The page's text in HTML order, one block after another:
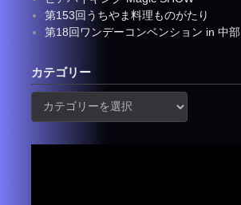
第153回うちやま料理ものがたり
第18回ワンデーコンベンション in 中部
カテゴリー